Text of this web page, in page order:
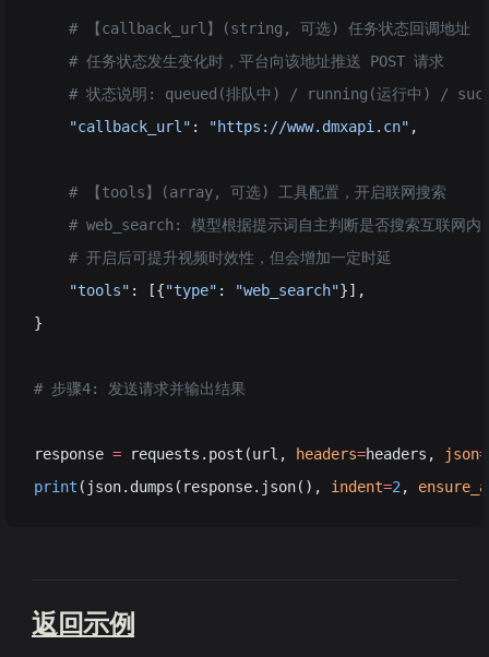
    # 【callback_url】(string, 可选) 任务状态回调地址
    # 任务状态发生变化时，平台向该地址推送 POST 请求
# 状态说明: queued(排队中) / running(运行中) /
    "callback_url"
: "https://www.dmxapi.cn" ,
    # 【tools】(array, 可选) 工具配置，开启联网搜索
# web_search: 模型根据提示词自主判断是否搜索互联网内
    # 开启后可提升视频时效性，但会增加一定时延
    "tools"
: [{"type" : "web_search"}],
}
# 步骤4: 发送请求并输出结果
response = requests.post(url, headers=headers, json=
print (json.dumps(response.json(), indent=2 ,
返回示例